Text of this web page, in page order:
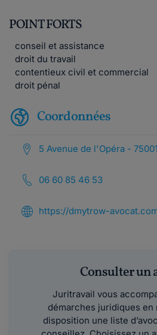
POINT FORTS
conseil et assistance
droit du travail
contentieux civil et commercial
droit pénal
Coordonnées
5 Avenue de l'Opéra -
06 60 85 46 53
https://dmytrow-
Consulter un
Juritravail vous
démarches juridiques en
disposition une liste